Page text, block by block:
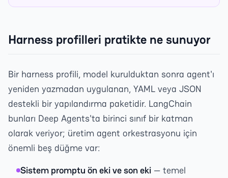
Harness profilleri pratikte ne sunuyor
Bir harness profili, model kurulduktan sonra agent'ı
yeniden yazmadan uygulanan, YAML veya JSON
destekli bir yapılandırma paketidir. LangChain
bunları Deep Agents'ta birinci sınıf bir katman
olarak veriyor; üretim agent orkestrasyonu için
önemli beş düğme var:
Sistem promptu ön eki ve son eki — temel